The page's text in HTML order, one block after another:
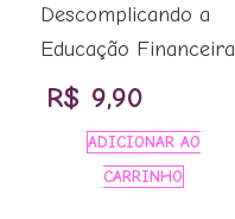
Descomplicando a
Educação Financeira
R$ 9,90
ADICIONAR AO
CARRINHO